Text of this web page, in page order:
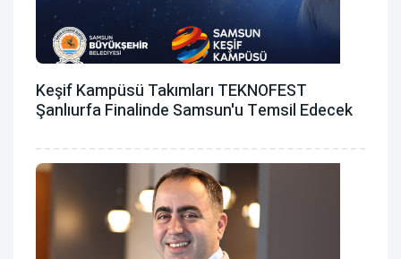
Keşif Kampüsü Takımları TEKNOFEST
Şanlıurfa Finalinde Samsun'u Temsil Edecek